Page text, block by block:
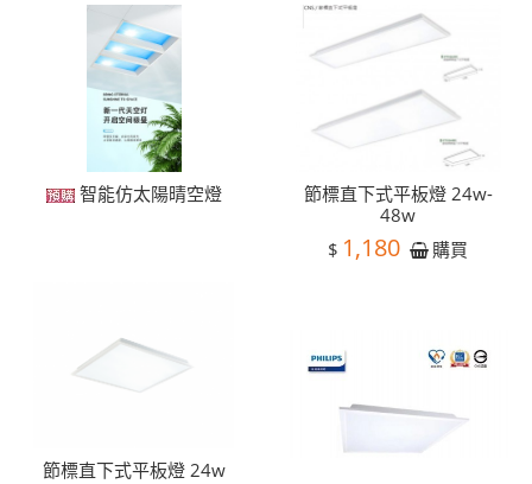
智能仿太陽晴空燈
節標直下式平板燈 24w-
48w
$ 1,180 購買
節標直下式平板燈 24w